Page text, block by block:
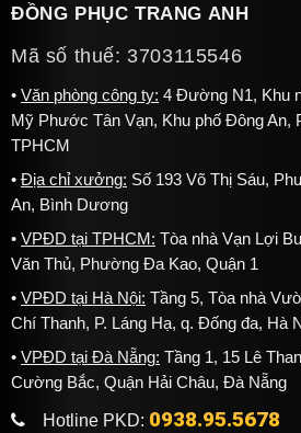
ĐỒNG PHỤC TRANG ANH
Mã số thuế: 3703115546
Văn phòng công ty: 4 Đường N1, Khu
Mỹ Phước Tân Vạn, Khu phố Đông An,
TPHCM
Địa chỉ xưởng: Số 193 Võ Thị Sáu,
An, Bình Dương
VPĐD tại TPHCM: Tòa nhà Vạn Lợi
Văn Thủ, Phường Đa Kao, Quận 1
VPĐD tại Hà Nội: Tầng 5, Tòa nhà
Chí Thanh, P. Láng Hạ, q. Đống đa, Hà
VPĐD tại Đà Nẵng: Tầng 1, 15 Lê
Cường Bắc, Quận Hải Châu, Đà Nẵng
Hotline PKD: 0938.95.5678